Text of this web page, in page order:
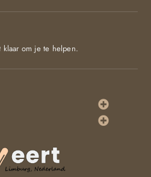
klaar om je te helpen.